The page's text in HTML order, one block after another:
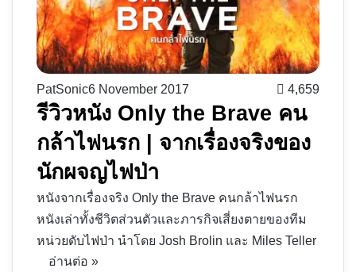
PatSonic6 November 2017 4,659
รีวิวหนัง Only the Brave คน
กล้าไฟนรก | จากเรื่องจริงของ
นักผจญไฟป่า
หนังจากเรื่องจริง Only the Brave คนกล้าไฟนรก
หนังเล่าทั้งชีวิตส่วนตัวและภารกิจเสี่ยงตายของทีม
หน่วยดับไฟป่า นำโดย Josh Brolin และ Miles Teller
อ่านต่อ »